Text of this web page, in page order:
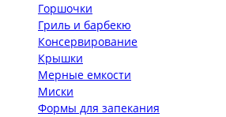
Горшочки
Гриль и барбекю
Консервирование
Крышки
Мерные емкости
Миски
Формы для запекания